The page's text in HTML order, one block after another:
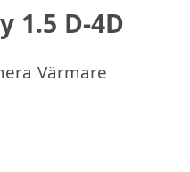
1.5 D-4D
Värmare